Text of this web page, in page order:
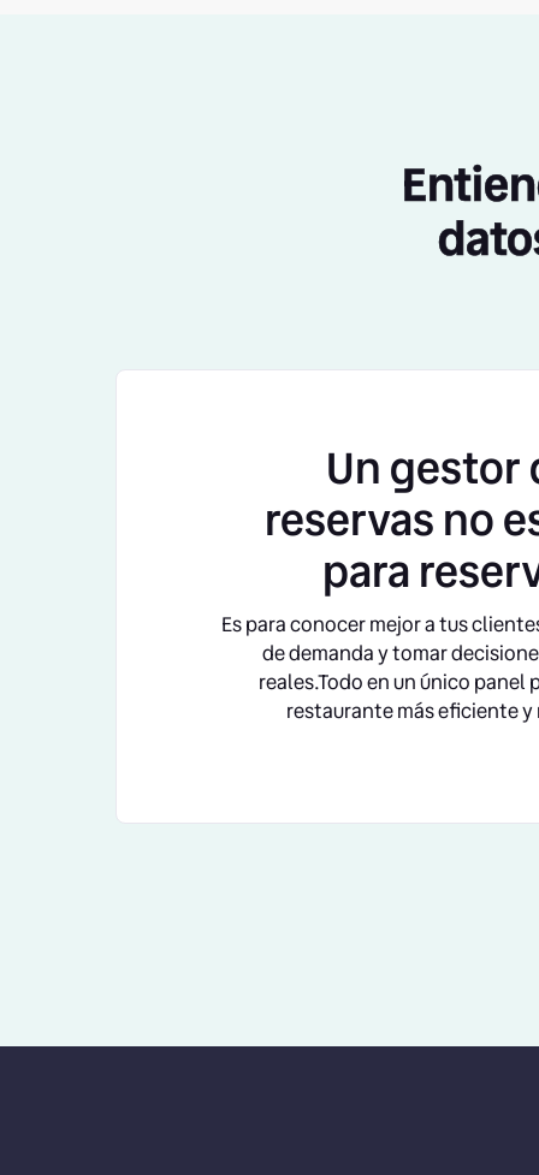
Un gestor
reservas no
para
Es para conocer mejor a tus
de demanda y tomar
reales.Todo en un único panel
restaurante más eficiente